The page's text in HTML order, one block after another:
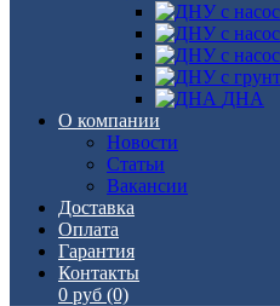
ДНА
О компании
Новости
Статьи
Вакансии
Доставка
Оплата
Гарантия
Контакты
0 руб (0)